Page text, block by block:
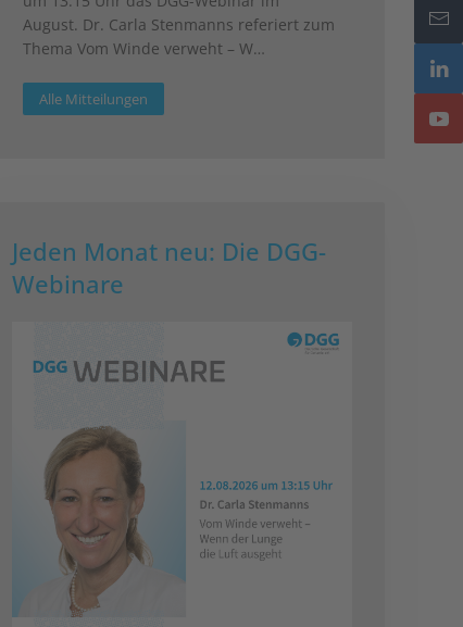
August. Dr. Carla Stenmanns referiert zum
Thema Vom Winde verweht – W…
Alle Mitteilungen
Jeden Monat neu: Die DGG-
Webinare